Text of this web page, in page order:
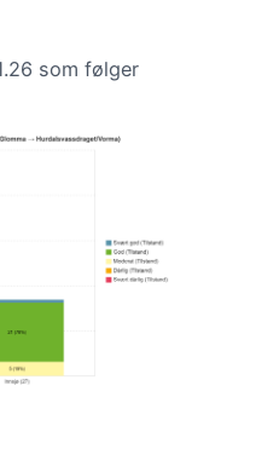
som følger